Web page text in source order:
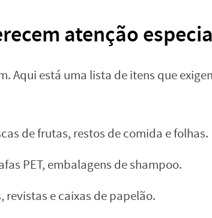
atenção
Aqui está uma lista de itens que
de frutas, restos de comida e folhas.
PET, embalagens de shampoo.
revistas e caixas de papelão.